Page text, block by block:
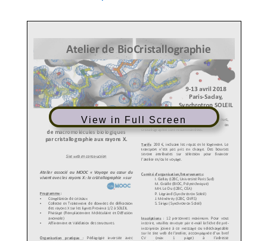
View in Full Screen